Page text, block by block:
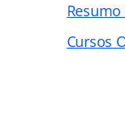
Resumo
Cursos